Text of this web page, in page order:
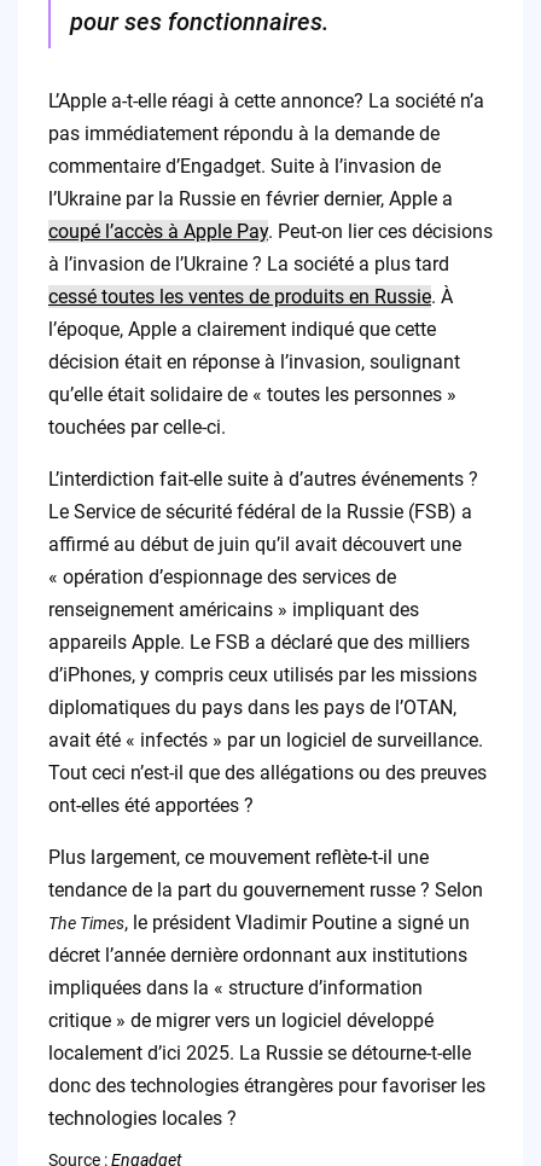
pour ses fonctionnaires.
L’Apple a-t-elle réagi à cette annonce? La société n’a
pas immédiatement répondu à la demande de
commentaire d’Engadget. Suite à l’invasion de
l’Ukraine par la Russie en février dernier, Apple a
coupé l’accès à Apple Pay. Peut-on lier ces décisions
à l’invasion de l’Ukraine ? La société a plus tard
cessé toutes les ventes de produits en Russie. À
l’époque, Apple a clairement indiqué que cette
décision était en réponse à l’invasion, soulignant
qu’elle était solidaire de « toutes les personnes »
touchées par celle-ci.
L’interdiction fait-elle suite à d’autres événements ?
Le Service de sécurité fédéral de la Russie (FSB) a
affirmé au début de juin qu’il avait découvert une
« opération d’espionnage des services de
renseignement américains » impliquant des
appareils Apple. Le FSB a déclaré que des milliers
d’iPhones, y compris ceux utilisés par les missions
diplomatiques du pays dans les pays de l’OTAN,
avait été « infectés » par un logiciel de surveillance.
Tout ceci n’est-il que des allégations ou des preuves
ont-elles été apportées ?
Plus largement, ce mouvement reflète-t-il une
tendance de la part du gouvernement russe ? Selon
The Times, le président Vladimir Poutine a signé un
décret l’année dernière ordonnant aux institutions
impliquées dans la « structure d’information
critique » de migrer vers un logiciel développé
localement d’ici 2025. La Russie se détourne-t-elle
donc des technologies étrangères pour favoriser les
technologies locales ?
Source :Engadget